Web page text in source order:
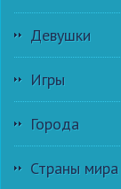
Девушки
Игры
Города
Страны мира